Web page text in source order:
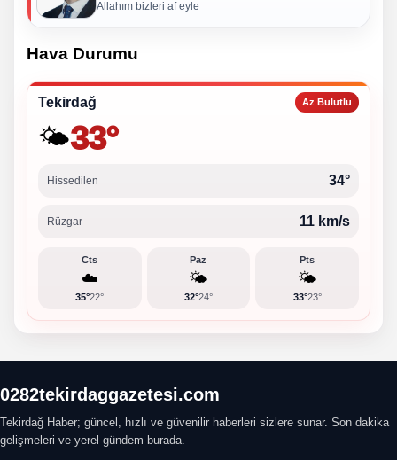
Allahım bizleri af eyle
Hava Durumu
Tekirdağ Az Bulutlu
🌤️33°
Hissedilen 34°
Rüzgar 11 km/s
Cts
☁️
35°22°
Paz
🌤️
32°24°
Pts
🌤️
33°23°
0282tekirdaggazetesi.com
Tekirdağ Haber; güncel, hızlı ve güvenilir haberleri sizlere sunar. Son dakika
gelişmeleri ve yerel gündem burada.